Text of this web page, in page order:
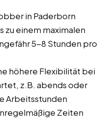
in Paderborn
zu einem maximalen
5-8 Stunden pro
höhere Flexibilität bei
z.B. abends oder
Arbeitsstunden
Zeiten